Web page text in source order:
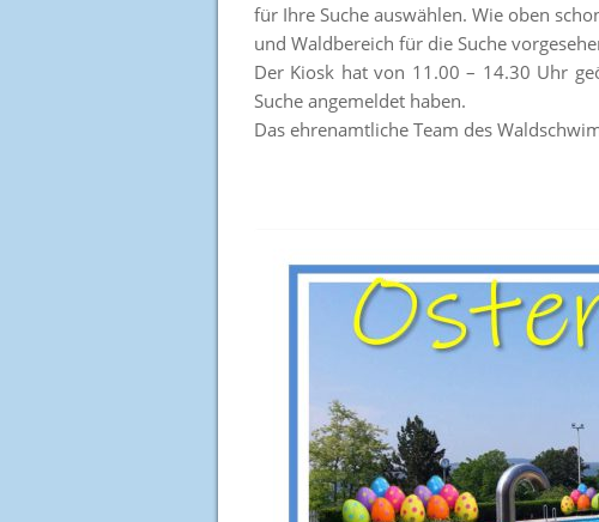
für Ihre Suche auswählen. Wie oben
und Waldbereich für die Suche
Der Kiosk hat von 11.00 – 14.30 Uhr
Suche angemeldet haben.
Das ehrenamtliche Team des